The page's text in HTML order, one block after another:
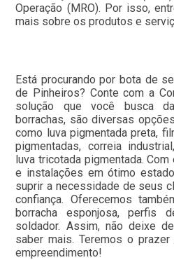
Operação (MRO). Por isso,
mais sobre os produtos e
Está procurando por bota de
de Pinheiros? Conte com a
solução que você busca
borrachas, são diversas
como luva pigmentada preta,
pigmentadas, correia
luva tricotada pigmentada.
e instalações em ótimo
suprir a necessidade de seus
confiança. Oferecemos
borracha esponjosa, perfis
soldador. Assim, não deixe
saber mais. Teremos o
empreendimento!